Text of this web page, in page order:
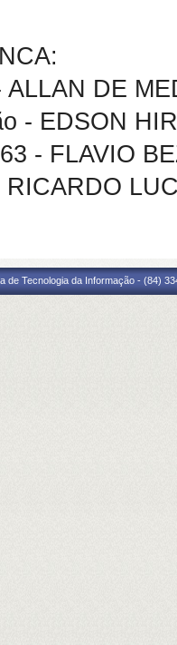
DE
- EDSON
- FLAVIO
RICARDO
de Tecnologia da Informação - (84)